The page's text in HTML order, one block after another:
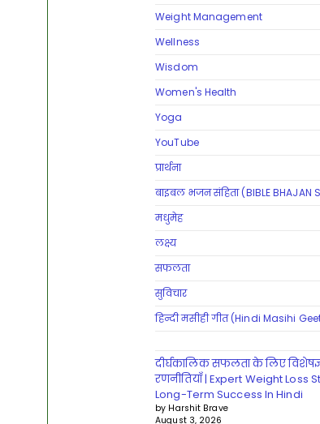
Weight Management
Wellness
Wisdom
Women's Health
Yoga
YouTube
प्रार्थना
बाइबल भजन संहिता (BIBLE BHAJAN
मधुमेह
लक्ष्य
सफलता
सुविचार
हिन्दी मसीही गीत (Hindi Masihi
दीर्घकालिक सफलता के लिए
रणनीतियाँ | Expert Weight Loss
Long-Term Success In Hindi
by Harshit Brave
August 3, 2026